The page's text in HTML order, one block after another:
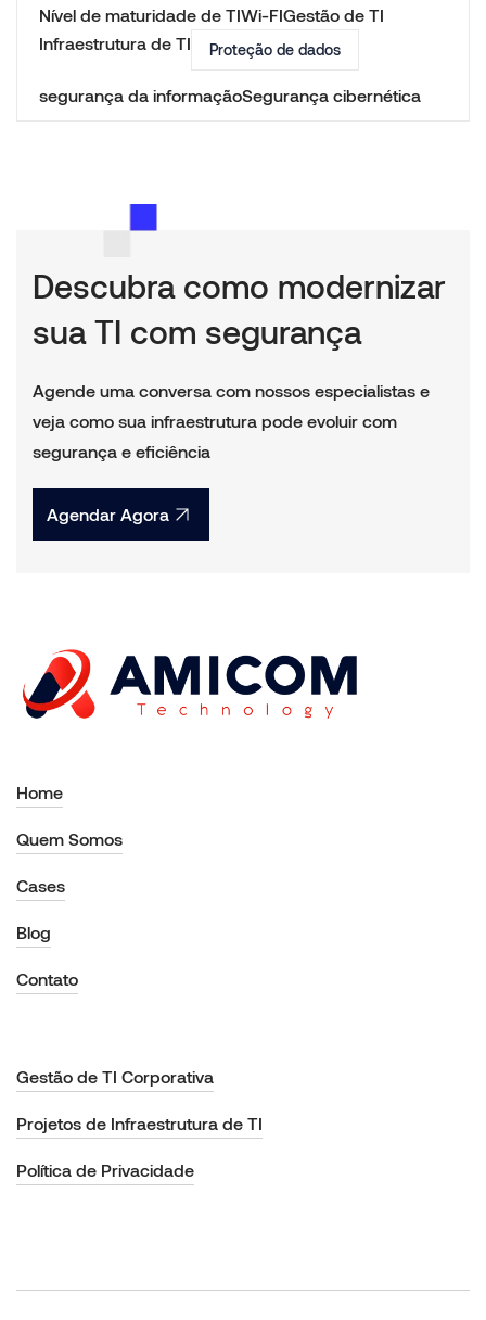
Nível de maturidade de TIWi-FIGestão de TI
Infraestrutura de TI
Proteção de dados
segurança da informaçãoSegurança cibernética
Descubra como modernizar
sua TI com segurança
Agende uma conversa com nossos especialistas e
veja como sua infraestrutura pode evoluir com
segurança e eficiência
Agendar Agora
Home
Quem Somos
Cases
Blog
Contato
Gestão de TI Corporativa
Projetos de Infraestrutura de TI
Política de Privacidade